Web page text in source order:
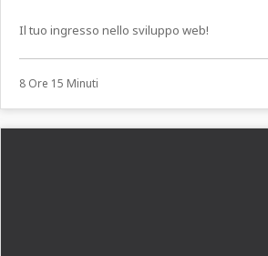
Il tuo ingresso nello sviluppo web!
8 Ore 15 Minuti